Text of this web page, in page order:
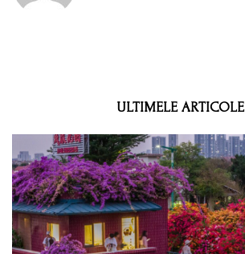
ULTIMELE ARTICOLE